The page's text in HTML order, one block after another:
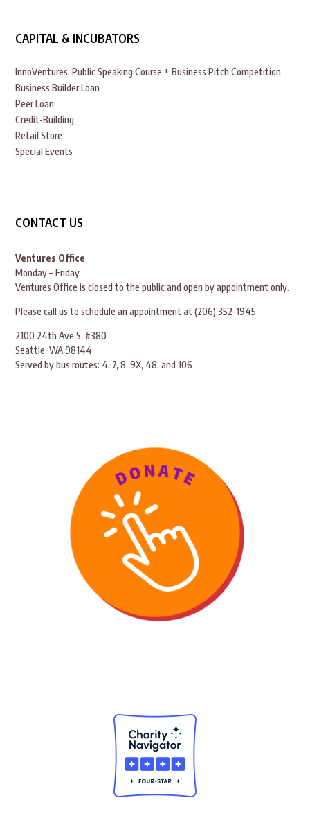
CAPITAL & INCUBATORS
InnoVentures: Public Speaking Course + Business Pitch Competition
Business Builder Loan
Peer Loan
Credit-Building
Retail Store
Special Events
CONTACT US
Ventures Office
Monday – Friday
Ventures Office is closed to the public and open by appointment only.
Please call us to schedule an appointment at (206) 352-1945
2100 24th Ave S. #380
Seattle, WA 98144
Served by bus routes: 4, 7, 8, 9X, 48, and 106